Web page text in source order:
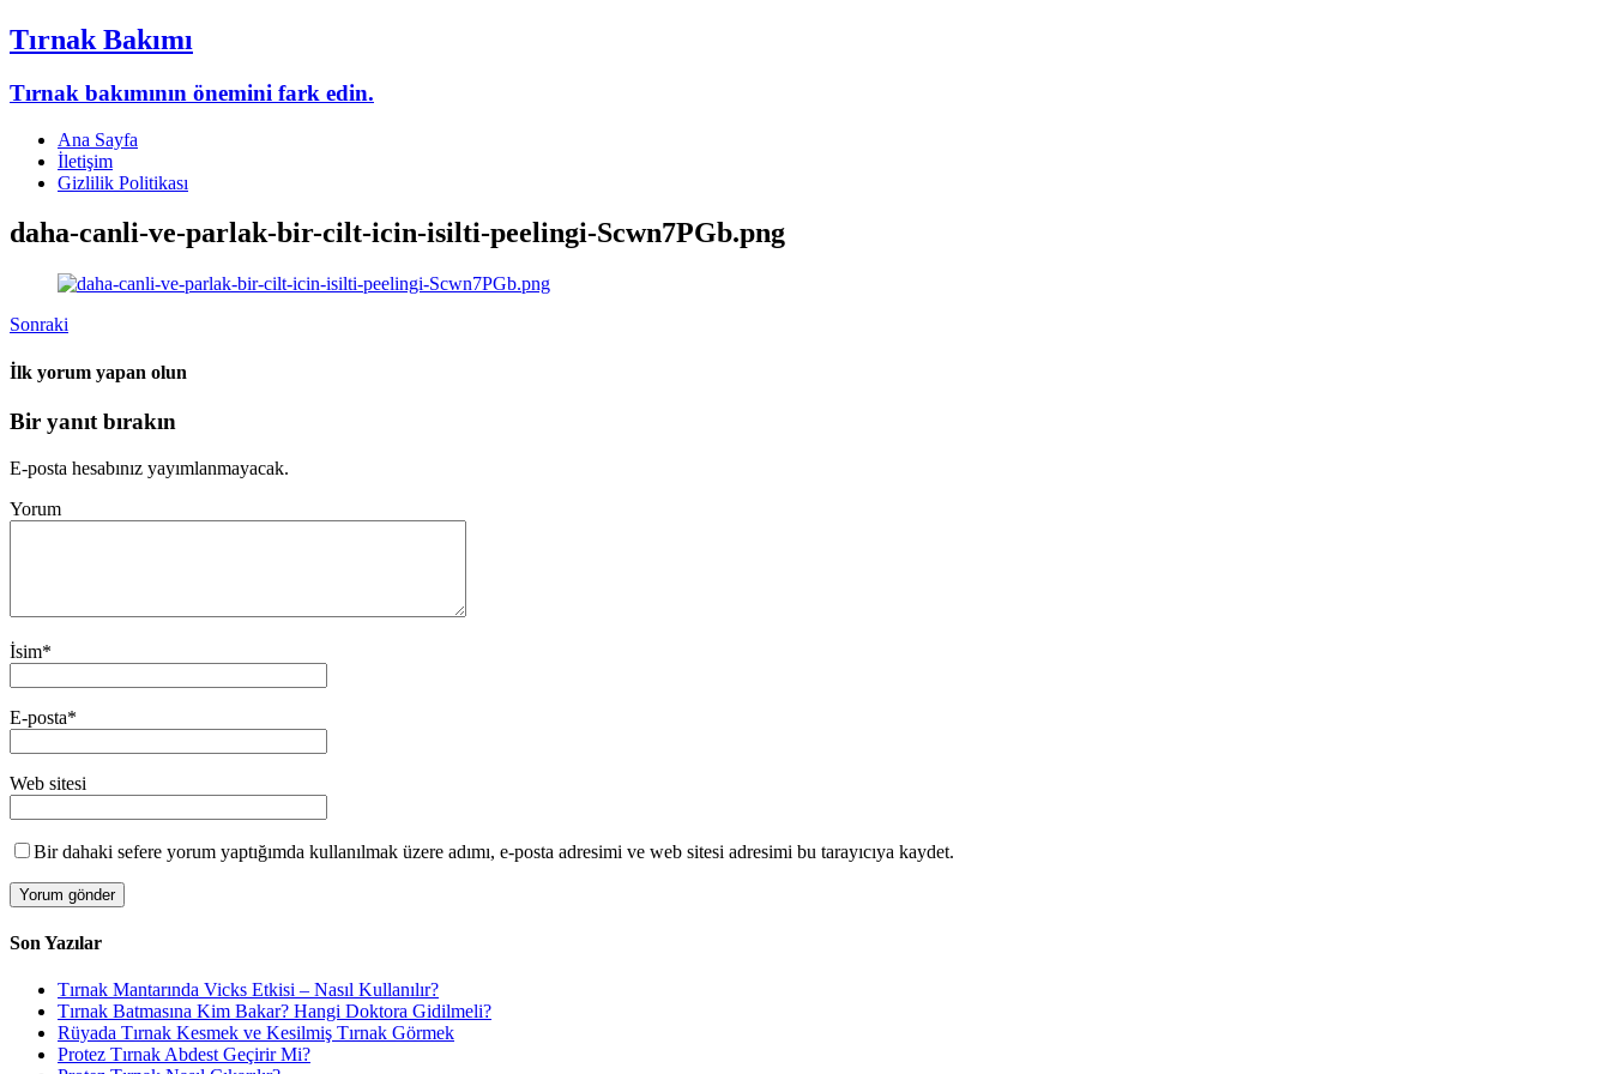
Tırnak Bakımı
Tırnak bakımının önemini fark edin.
Ana Sayfa
İletişim
Gizlilik Politikası
daha-canli-ve-parlak-bir-cilt-icin-isilti-peelingi-Scwn7PGb.png
Sonraki
İlk yorum yapan olun
Bir yanıt bırakın
E-posta hesabınız yayımlanmayacak.
Yorum
İsim*
E-posta*
Web sitesi
Bir dahaki sefere yorum yaptığımda kullanılmak üzere adımı, e-posta adresimi ve web sitesi adresimi bu tarayıcıya kaydet.
Son Yazılar
Tırnak Mantarında Vicks Etkisi – Nasıl Kullanılır?
Tırnak Batmasına Kim Bakar? Hangi Doktora Gidilmeli?
Rüyada Tırnak Kesmek ve Kesilmiş Tırnak Görmek
Protez Tırnak Abdest Geçirir Mi?